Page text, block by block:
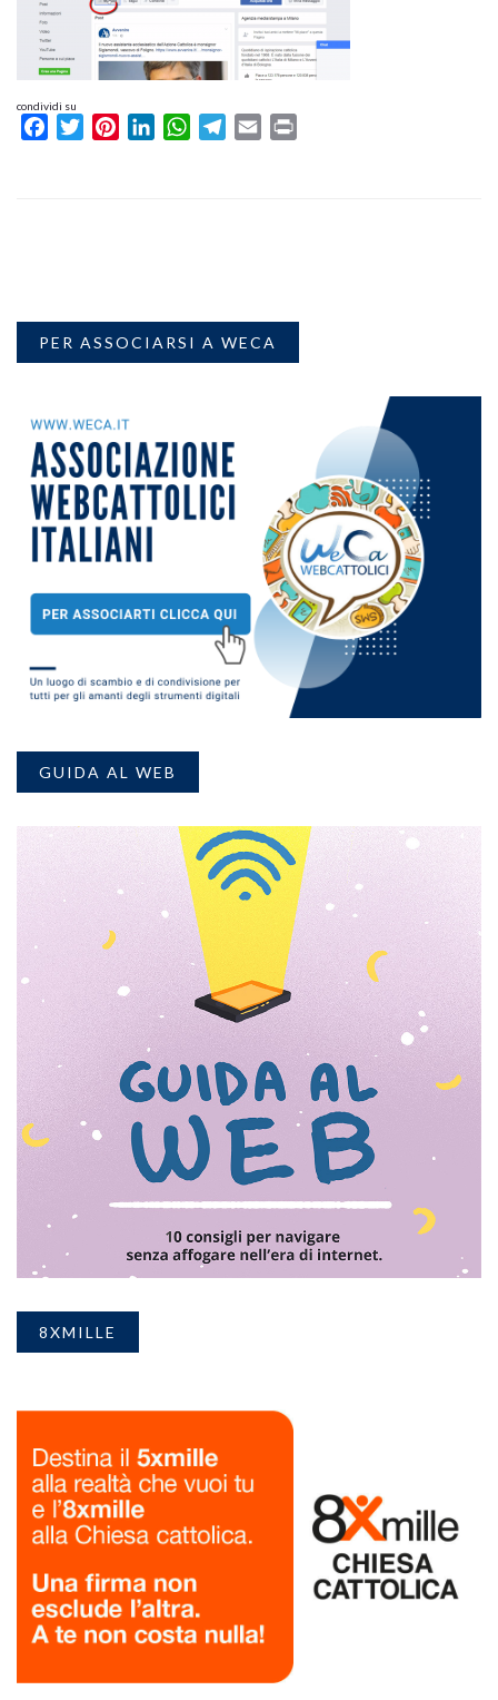
condividi su
FacebookTwitterPinterestLinkedInWhatsAppTelegram
Email
PER ASSOCIARSI A WECA
GUIDA AL WEB
8XMILLE